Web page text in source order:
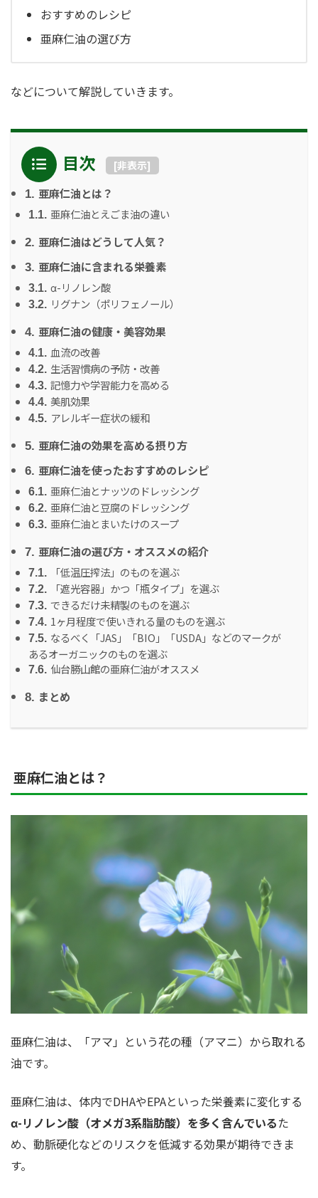
おすすめのレシピ
亜麻仁油の選び方
などについて解説していきます。
目次 [非表示]
1. 亜麻仁油とは？
1.1. 亜麻仁油とえごま油の違い
2. 亜麻仁油はどうして人気？
3. 亜麻仁油に含まれる栄養素
3.1. α-リノレン酸
3.2. リグナン（ポリフェノール）
4. 亜麻仁油の健康・美容効果
4.1. 血流の改善
4.2. 生活習慣病の予防・改善
4.3. 記憶力や学習能力を高める
4.4. 美肌効果
4.5. アレルギー症状の緩和
5. 亜麻仁油の効果を高める摂り方
6. 亜麻仁油を使ったおすすめのレシピ
6.1. 亜麻仁油とナッツのドレッシング
6.2. 亜麻仁油と豆腐のドレッシング
6.3. 亜麻仁油とまいたけのスープ
7. 亜麻仁油の選び方・オススメの紹介
7.1. 「低温圧搾法」のものを選ぶ
7.2. 「遮光容器」かつ「瓶タイプ」を選ぶ
7.3. できるだけ未精製のものを選ぶ
7.4. 1ヶ月程度で使いきれる量のものを選ぶ
7.5. なるべく「JAS」「BIO」「USDA」などのマークが
あるオーガニックのものを選ぶ
7.6. 仙台勝山館の亜麻仁油がオススメ
8. まとめ
亜麻仁油とは？
亜麻仁油は、「アマ」という花の種（アマニ）から取れる
油です。
亜麻仁油は、体内でDHAやEPAといった栄養素に変化する
α-リノレン酸（オメガ3系脂肪酸）を多く含んでいるた
め、動脈硬化などのリスクを低減する効果が期待できま
す。